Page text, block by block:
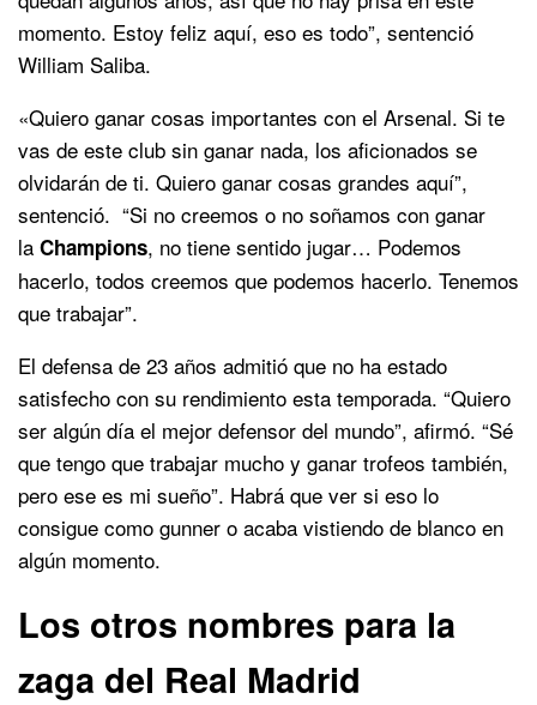
momento. Estoy feliz aquí, eso es todo”, sentenció
William Saliba.
«Quiero ganar cosas importantes con el Arsenal. Si te
vas de este club sin ganar nada, los aficionados se
olvidarán de ti. Quiero ganar cosas grandes aquí”,
sentenció. “Si no creemos o no soñamos con ganar
la Champions, no tiene sentido jugar… Podemos
hacerlo, todos creemos que podemos hacerlo. Tenemos
que trabajar”.
El defensa de 23 años admitió que no ha estado
satisfecho con su rendimiento esta temporada. “Quiero
ser algún día el mejor defensor del mundo”, afirmó. “Sé
que tengo que trabajar mucho y ganar trofeos también,
pero ese es mi sueño”. Habrá que ver si eso lo
consigue como gunner o acaba vistiendo de blanco en
algún momento.
Los otros nombres para la
zaga del Real Madrid